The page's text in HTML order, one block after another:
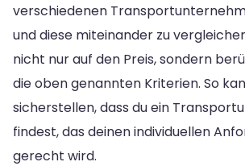
verschiedenen
und diese miteinander zu
nicht nur auf den Preis, sondern
die oben genannten Kriterien. So
sicherstellen, dass du ein
findest, das deinen individuellen
gerecht wird.